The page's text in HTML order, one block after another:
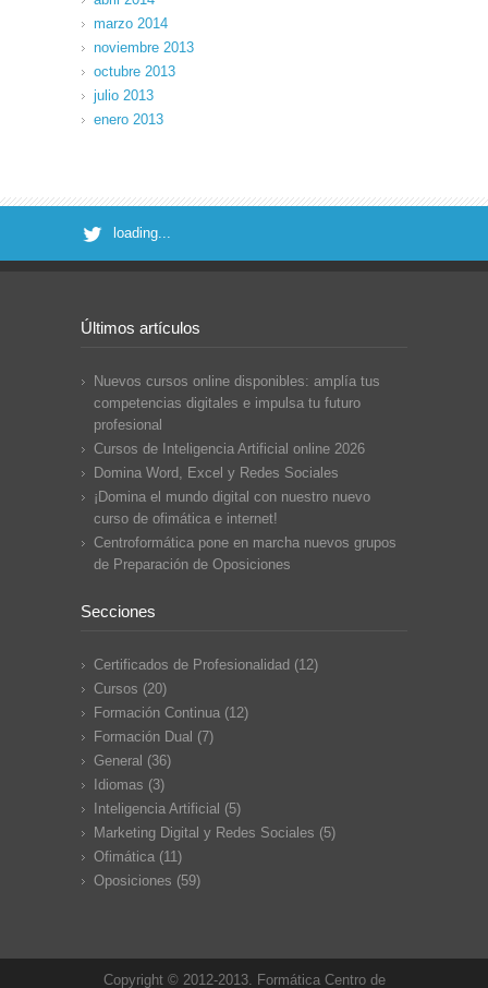
marzo 2014
noviembre 2013
octubre 2013
julio 2013
enero 2013
loading...
Últimos artículos
Nuevos cursos online disponibles: amplía tus
competencias digitales e impulsa tu futuro
profesional
Cursos de Inteligencia Artificial online 2026
Domina Word, Excel y Redes Sociales
¡Domina el mundo digital con nuestro nuevo
curso de ofimática e internet!
Centroformática pone en marcha nuevos grupos
de Preparación de Oposiciones
Secciones
Certificados de Profesionalidad (12)
Cursos (20)
Formación Continua (12)
Formación Dual (7)
General (36)
Idiomas (3)
Inteligencia Artificial (5)
Marketing Digital y Redes Sociales (5)
Ofimática (11)
Oposiciones (59)
Copyright © 2012-2013. Formática Centro de